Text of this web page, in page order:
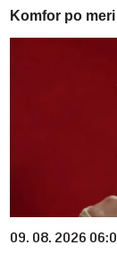
Komfor po
09. 08. 2026